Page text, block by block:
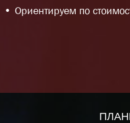
Ориентируем по